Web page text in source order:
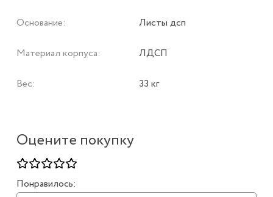
Оцените покупку
Понравилось:
Основание: Листы дсп
Материал корпуса: ЛДСП
Вес: 33 кг